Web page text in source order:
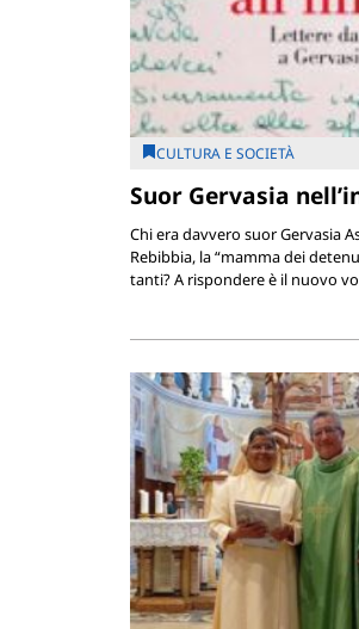
CULTURA E SOCIETÀ
Suor Gervasia
Chi era davvero suor Gervasia
Rebibbia, la “mamma dei
tanti? A rispondere è il nuovo